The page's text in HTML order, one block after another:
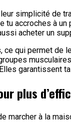
simplicité de
accroches à
acheter un
qui permet de
garantissent
plus
marcher à la